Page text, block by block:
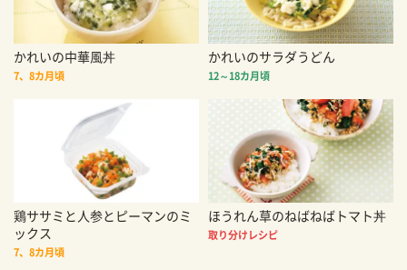
かれいの中華風丼
7、8カ月頃
かれいのサラダうどん
12～18カ月頃
鶏ササミと人参とピーマンのミ
ックス
7、8カ月頃
ほうれん草のねばねばトマト丼
取り分けレシピ